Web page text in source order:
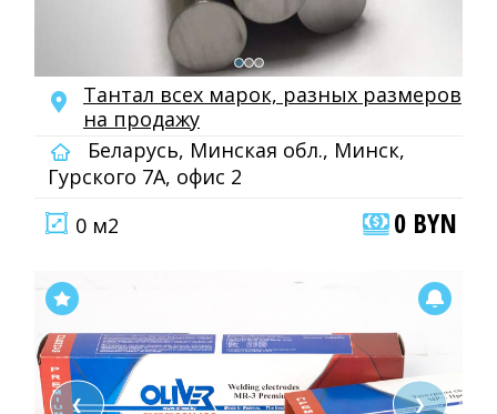
Тантал всех марок, разных размеров
на продажу
Беларусь, Минская обл., Минск,
Гурского 7А, офис 2
0 м2
0 BYN
❮ ❯